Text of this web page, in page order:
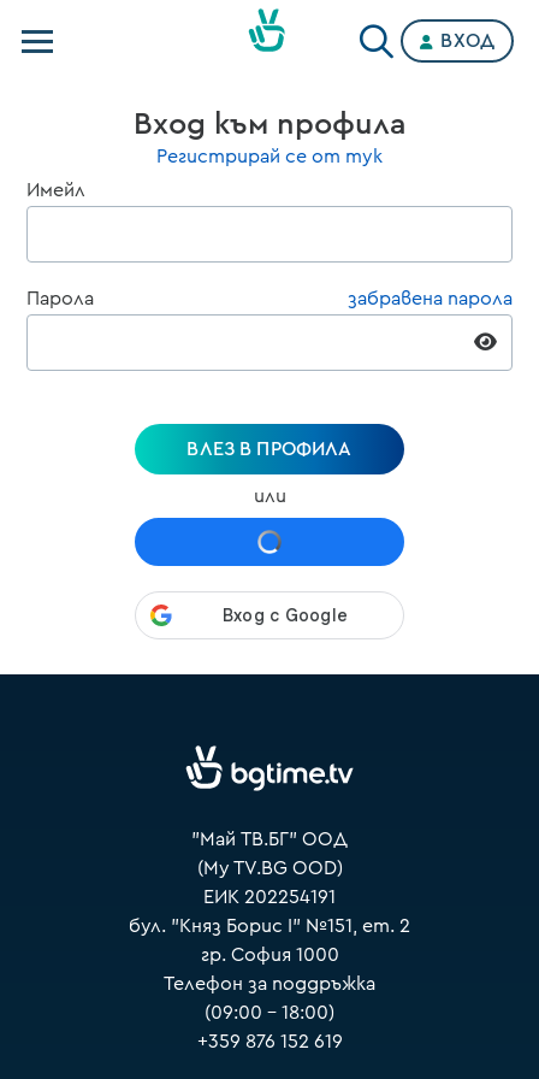
Категории
ВХОД
Вход към профила
Регистрирай се от тук
Имейл
Парола забравена парола
ВЛЕЗ В ПРОФИЛА
или
"Май ТВ.БГ" ООД
(My TV.BG OOD)
ЕИК 202254191
бул. "Княз Борис I" №151, ет. 2
гр. София 1000
Телефон за поддръжка
(09:00 – 18:00)
+359 876 152 619